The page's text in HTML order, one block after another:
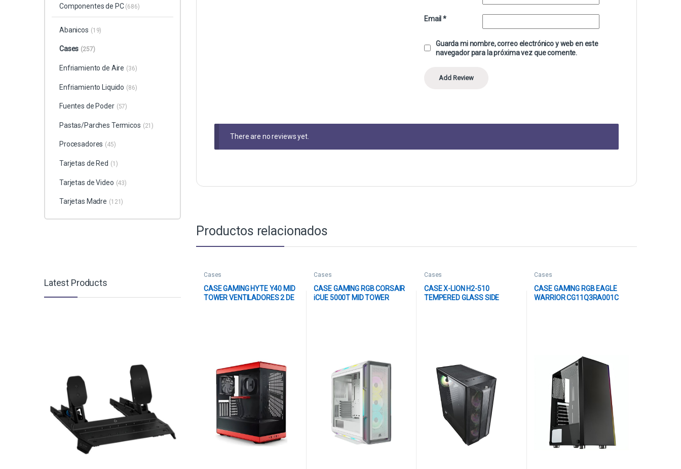
Email*
Guarda mi nombre, correo electrónico y web en este
navegador para la próxima vez que comente.
There are no reviews yet.
Productos relacionados
Cases
CASE GAMING HYTE Y40 MID
TOWER VENTILADORES 2 DE
Cases
CASE GAMING RGB CORSAIR
iCUE 5000T MID TOWER
Cases
CASE X-LION H2-510
TEMPERED GLASS SIDE
Cases
CASE GAMING RGB EAGLE
WARRIOR CG11Q3RA001C
Componentes de PC (686)
Abanicos (19)
Cases (257)
Enfriamiento de Aire (36)
Enfriamiento Liquido (86)
Fuentes de Poder (57)
Pastas/Parches Termicos (21)
Procesadores (45)
Tarjetas de Red (1)
Tarjetas de Video (43)
Tarjetas Madre (121)
Latest Products